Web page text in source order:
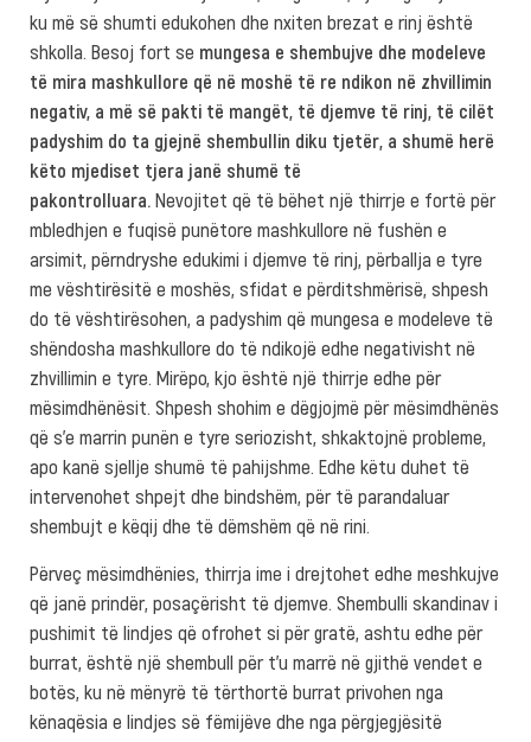
ku më së shumti edukohen dhe nxiten brezat e rinj është
shkolla. Besoj fort se mungesa e shembujve dhe modeleve
të mira mashkullore që në moshë të re ndikon në zhvillimin
negativ, a më së pakti të mangët, të djemve të rinj, të cilët
padyshim do ta gjejnë shembullin diku tjetër, a shumë herë
këto mjediset tjera janë shumë të
pakontrolluara. Nevojitet që të bëhet një thirrje e fortë për
mbledhjen e fuqisë punëtore mashkullore në fushën e
arsimit, përndryshe edukimi i djemve të rinj, përballja e tyre
me vështirësitë e moshës, sfidat e përditshmërisë, shpesh
do të vështirësohen, a padyshim që mungesa e modeleve të
shëndosha mashkullore do të ndikojë edhe negativisht në
zhvillimin e tyre. Mirëpo, kjo është një thirrje edhe për
mësimdhënësit. Shpesh shohim e dëgjojmë për mësimdhënës
që s’e marrin punën e tyre seriozisht, shkaktojnë probleme,
apo kanë sjellje shumë të pahijshme. Edhe këtu duhet të
intervenohet shpejt dhe bindshëm, për të parandaluar
shembujt e këqij dhe të dëmshëm që në rini.
Përveç mësimdhënies, thirrja ime i drejtohet edhe meshkujve
që janë prindër, posaçërisht të djemve. Shembulli skandinav i
pushimit të lindjes që ofrohet si për gratë, ashtu edhe për
burrat, është një shembull për t’u marrë në gjithë vendet e
botës, ku në mënyrë të tërthortë burrat privohen nga
kënaqësia e lindjes së fëmijëve dhe nga përgjegjësitë